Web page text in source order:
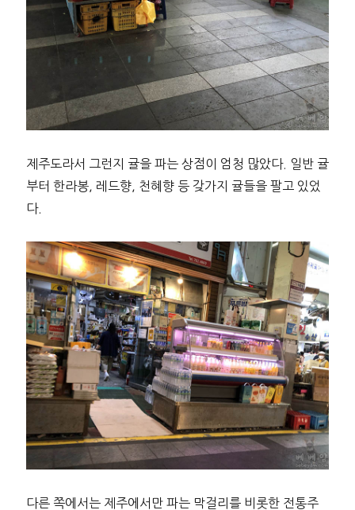
제주도라서 그런지 귤을 파는 상점이 엄청 많았다. 일반 귤
부터 한라봉, 레드향, 천혜향 등 갖가지 귤들을 팔고 있었
다.
다른 쪽에서는 제주에서만 파는 막걸리를 비롯한 전통주